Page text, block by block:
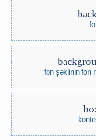
fon şəklinin fon